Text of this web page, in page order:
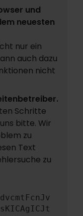
und
neuesten
nur ein
auch dazu
nicht
Schritte
bitte. Wir
zu
Text
zu